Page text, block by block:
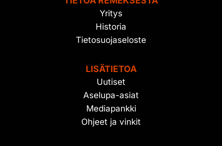
Yritys
Historia
Tietosuojaseloste
LISÄTIETOA
Uutiset
Aselupa-asiat
Mediapankki
Ohjeet ja vinkit